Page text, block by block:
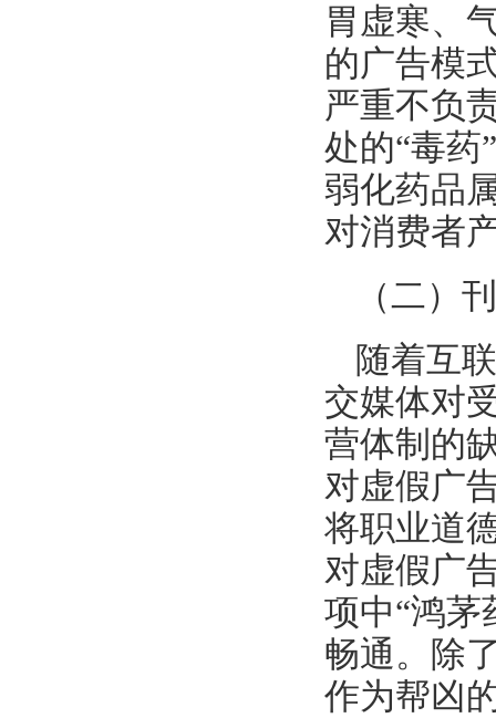
胃虚寒、
的广告模
严重不负
处的“毒药
弱化药品
对消费者
（二）
随着互
交媒体对
营体制的
对虚假广
将职业道
对虚假广
项中“鸿茅
畅通。除
作为帮凶